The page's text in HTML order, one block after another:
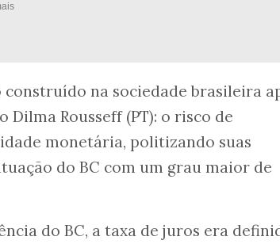
na sociedade brasileira
Rousseff (PT): o risco de
monetária, politizando suas
do BC com um grau maior de
do BC, a taxa de juros era